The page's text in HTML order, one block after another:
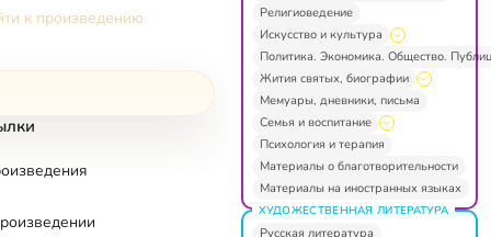
И в этом Ла...
к произведению
Религиоведение
Искусство и культура
Политика. Экономика. Общество.
Жития святых, биографии
Мемуары, дневники, письма
Семья и воспитание
Психология и терапия
Материалы о благотворительности
Материалы на иностранных языках
ХУДОЖЕСТВЕННАЯ ЛИТЕРАТУРА
Русская литература